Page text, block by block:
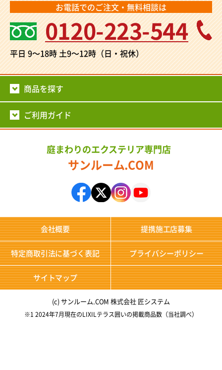
お電話でのご注文・無料相談は
0120-223-544
平日 9～18時土9～12時（日・祝休）
商品を探す
ご利用ガイド
庭まわりのエクステリア専門店
サンルーム.COM
会社概要 提携施工店募集
特定商取引法に基づく表記 プライバシーポリシー
サイトマップ
(c) サンルーム.COM 株式会社 匠システム
※1 2024年7月現在のLIXILテラス囲いの掲載商品数（当社調べ）